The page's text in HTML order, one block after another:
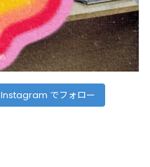
Instagram でフォロー